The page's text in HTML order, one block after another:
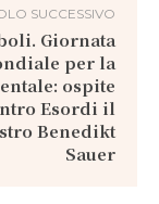
SUCCESSIVO
Giornata
per la
ospite
Esordi il
Benedikt
Sauer